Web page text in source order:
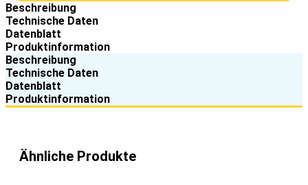
Beschreibung
Technische Daten
Datenblatt
Produktinformation
Beschreibung
Technische Daten
Datenblatt
Produktinformation
Ähnliche Produkte